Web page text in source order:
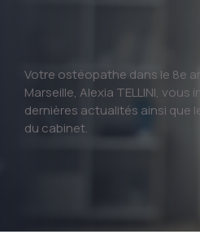
Votre ostéopathe dans le 8e
Marseille, Alexia TELLINI, vous
dernières actualités ainsi que
du cabinet.